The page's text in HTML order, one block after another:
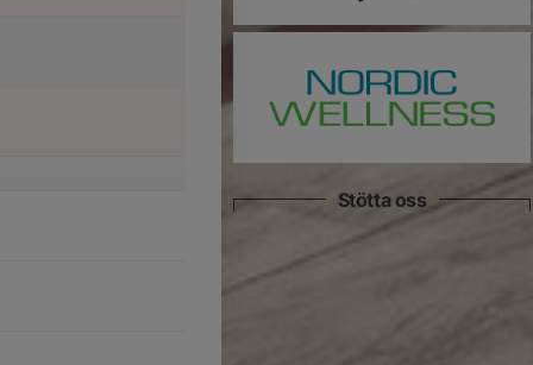
Stötta oss